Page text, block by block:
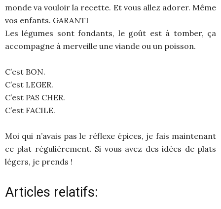
monde va vouloir la recette. Et vous allez adorer. Même
vos enfants. GARANTI
Les légumes sont fondants, le goût est à tomber, ça
accompagne à merveille une viande ou un poisson.
C’est BON.
C’est LEGER.
C’est PAS CHER.
C’est FACILE.
Moi qui n’avais pas le réflexe épices, je fais maintenant
ce plat régulièrement. Si vous avez des idées de plats
légers, je prends !
Articles relatifs: